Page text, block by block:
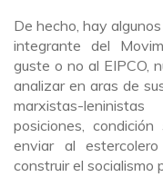
De hecho, hay
integrante del
guste o no al EIPCO,
analizar en aras de
marxistas-
posiciones, condición
enviar al
construir el socialismo